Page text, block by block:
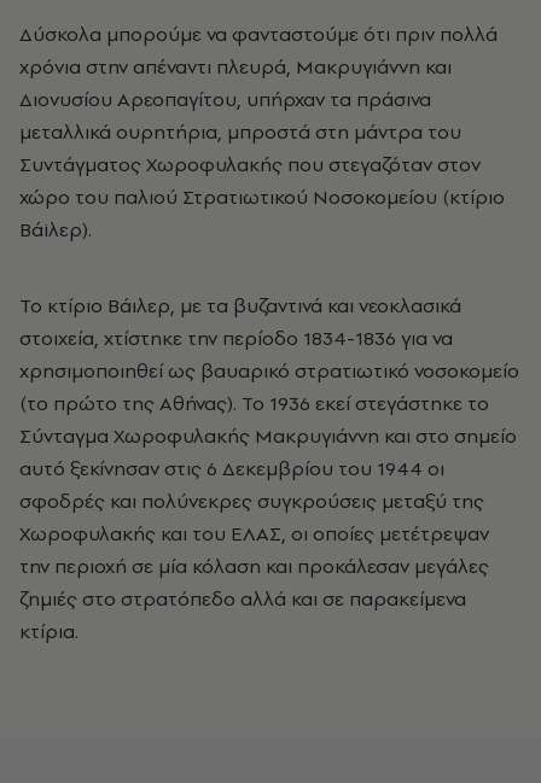
Δύσκολα μπορούμε να φανταστούμε ότι πριν πολλά
χρόνια στην απέναντι πλευρά, Μακρυγιάννη και
Διονυσίου Αρεοπαγίτου, υπήρχαν τα πράσινα
μεταλλικά ουρητήρια, μπροστά στη μάντρα του
Συντάγματος Χωροφυλακής που στεγαζόταν στον
χώρο του παλιού Στρατιωτικού Νοσοκομείου (κτίριο
Βάiλερ).
Το κτίριο Βάιλερ, με τα βυζαντινά και νεοκλασικά
στοιχεία, χτίστηκε την περίοδο 1834-1836 για να
χρησιμοποιηθεί ως βαυαρικό στρατιωτικό νοσοκομείο
(το πρώτο της Αθήνας). Το 1936 εκεί στεγάστηκε το
Σύνταγμα Χωροφυλακής Μακρυγιάννη και στο σημείο
αυτό ξεκίνησαν στις 6 Δεκεμβρίου του 1944 οι
σφοδρές και πολύνεκρες συγκρούσεις μεταξύ της
Χωροφυλακής και του ΕΛΑΣ, οι οποίες μετέτρεψαν
την περιοχή σε μία κόλαση και προκάλεσαν μεγάλες
ζημιές στο στρατόπεδο αλλά και σε παρακείμενα
κτίρια.